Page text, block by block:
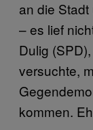
an die
– es lief
Dulig
versuchte,
kommen.